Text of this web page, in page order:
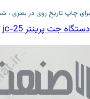
دستگاه جت پرینتر jc-25